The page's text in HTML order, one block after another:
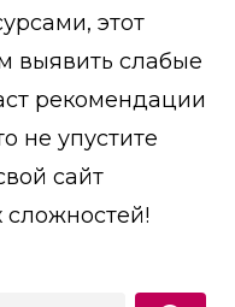
этот
выявить слабые
рекомендации
не упустите
сайт